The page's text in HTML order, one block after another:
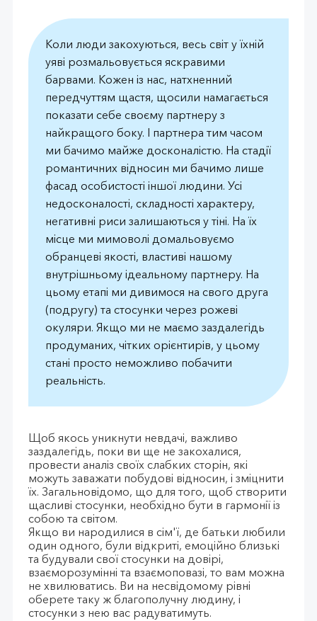
Коли люди закохуються, весь світ у їхній
уяві розмальовується яскравими
барвами. Кожен із нас, натхненний
передчуттям щастя, щосили намагається
показати себе своєму партнеру з
найкращого боку. І партнера тим часом
ми бачимо майже досконалістю. На стадії
романтичних відносин ми бачимо лише
фасад особистості іншої людини. Усі
недосконалості, складності характеру,
негативні риси залишаються у тіні. На їх
місце ми мимоволі домальовуємо
обранцеві якості, властиві нашому
внутрішньому ідеальному партнеру. На
цьому етапі ми дивимося на свого друга
(подругу) та стосунки через рожеві
окуляри. Якщо ми не маємо заздалегідь
продуманих, чітких орієнтирів, у цьому
стані просто неможливо побачити
реальність.
Щоб якось уникнути невдачі, важливо
заздалегідь, поки ви ще не закохалися,
провести аналіз своїх слабких сторін, які
можуть заважати побудові відносин, і зміцнити
їх. Загальновідомо, що для того, щоб створити
щасливі стосунки, необхідно бути в гармонії із
собою та світом.
Якщо ви народилися в сім'ї, де батьки любили
один одного, були відкриті, емоційно близькі
та будували свої стосунки на довірі,
взаєморозумінні та взаємоповазі, то вам можна
не хвилюватись. Ви на несвідомому рівні
оберете таку ж благополучну людину, і
стосунки з нею вас радуватимуть.